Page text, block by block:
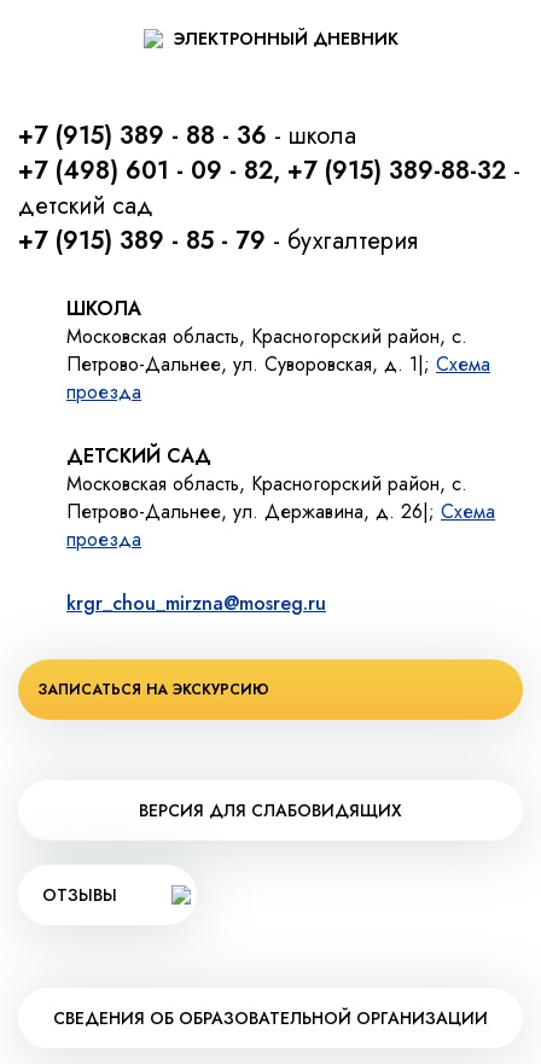
ЭЛЕКТРОННЫЙ ДНЕВНИК
+7 (915) 389 - 88 - 36 - школа
+7 (498) 601 - 09 - 82, +7 (915) 389-88-32 -
детский сад
+7 (915) 389 - 85 - 79 - бухгалтерия
ШКОЛА
Московская область, Красногорский район, с.
Петрово-Дальнее, ул. Суворовская, д. 1|; Схема
проезда
ДЕТСКИЙ САД
Московская область, Красногорский район, с.
Петрово-Дальнее, ул. Державина, д. 26|; Схема
проезда
krgr_chou_mirzna@mosreg.ru
ЗАПИСАТЬСЯ НА ЭКСКУРСИЮ
ВЕРСИЯ ДЛЯ СЛАБОВИДЯЩИХ
ОТЗЫВЫ
СВЕДЕНИЯ ОБ ОБРАЗОВАТЕЛЬНОЙ ОРГАНИЗАЦИИ